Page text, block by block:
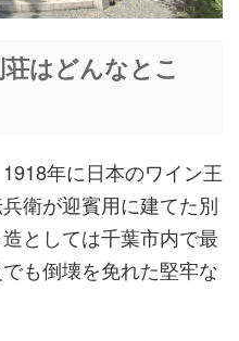
荘はどんなとこ
年に日本のワイン王
衛が迎賓用に建てた別
としては千葉市内で最
も倒壊を免れた堅牢な